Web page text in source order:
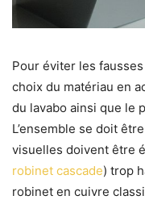
Pour éviter les
choix du matériau en
du lavabo ainsi que le
L’ensemble se doit
visuelles doivent être
robinet cascade) trop
robinet en cuivre